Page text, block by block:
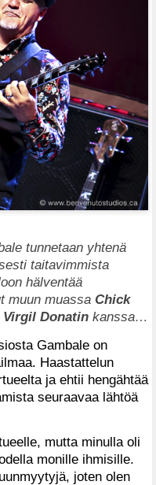
tunnetaan yhtenä
taitavimmista
hälventää
muun muassa Chick
Virgil Donatin kanssa…
Gambale on
Haastattelun
ja ehtii hengähtää
seuraavaa lähtöä
mutta minulla oli
monille ihmisille.
joten olen